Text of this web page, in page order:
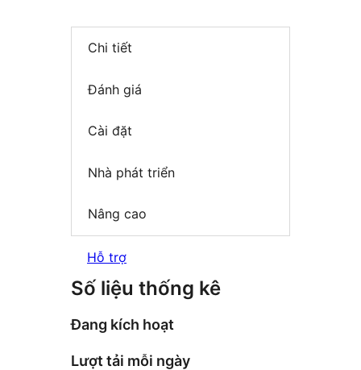
Chi tiết
Đánh giá
Cài đặt
Nhà phát triển
Nâng cao
Hỗ trợ
Số liệu thống kê
Đang kích hoạt
Lượt tải mỗi ngày